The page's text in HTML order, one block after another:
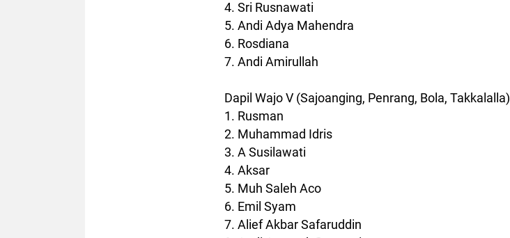
4. Sri Rusnawati
5. Andi Adya Mahendra
6. Rosdiana
7. Andi Amirullah
Dapil Wajo V (Sajoanging, Penrang, Bola, Takkalalla)
1. Rusman
2. Muhammad Idris
3. A Susilawati
4. Aksar
5. Muh Saleh Aco
6. Emil Syam
7. Alief Akbar Safaruddin